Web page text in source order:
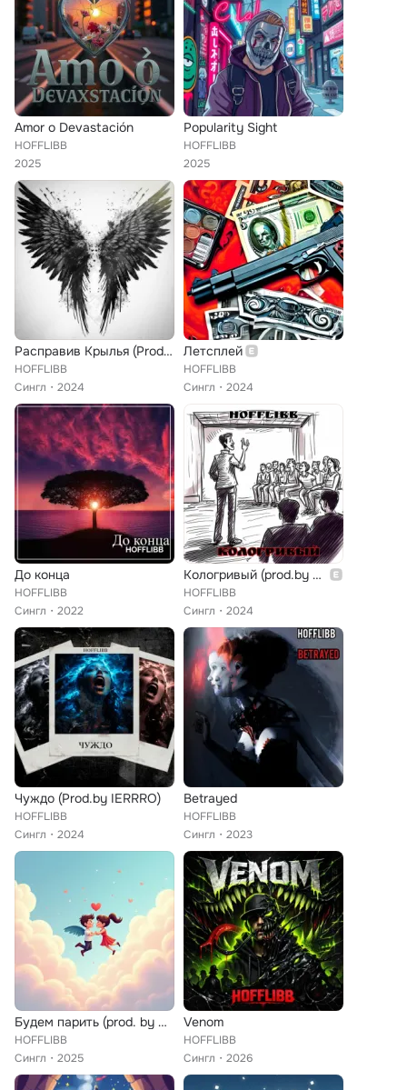
Amor o Devastación
HOFFLIBB
2025
Popularity Sight
HOFFLIBB
2025
Расправив Крылья (Prod.by 666theheartbreaker)
HOFFLIBB
Сингл
2024
Летсплей
HOFFLIBB
Сингл
2024
До конца
HOFFLIBB
Сингл
2022
Кологривый (prod.by COURAGE)
HOFFLIBB
Сингл
2024
Чуждо (Prod.by IERRRO)
HOFFLIBB
Сингл
2024
Betrayed
HOFFLIBB
Сингл
2023
Будем парить (prod. by Cheezy)
HOFFLIBB
Сингл
2025
Venom
HOFFLIBB
Сингл
2026